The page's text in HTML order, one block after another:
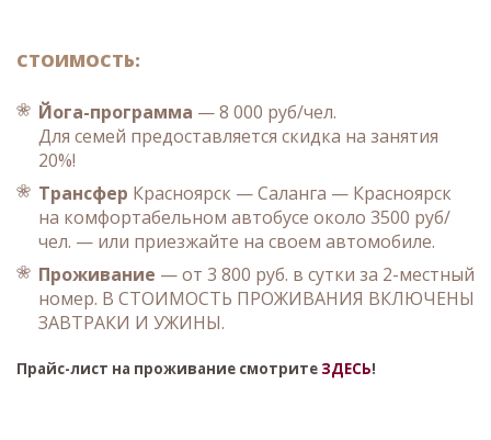
СТОИМОСТЬ:
Йога-программа — 8 000 руб/чел.
Для семей предоставляется скидка на занятия
20%!
Трансфер Красноярск — Саланга — Красноярск
на комфортабельном автобусе около 3500 руб/
чел. — или приезжайте на своем автомобиле.
Проживание — от 3 800 руб. в сутки за 2-местный
номер. В СТОИМОСТЬ ПРОЖИВАНИЯ ВКЛЮЧЕНЫ
ЗАВТРАКИ И УЖИНЫ.
Прайс-лист на проживание смотрите ЗДЕСЬ!